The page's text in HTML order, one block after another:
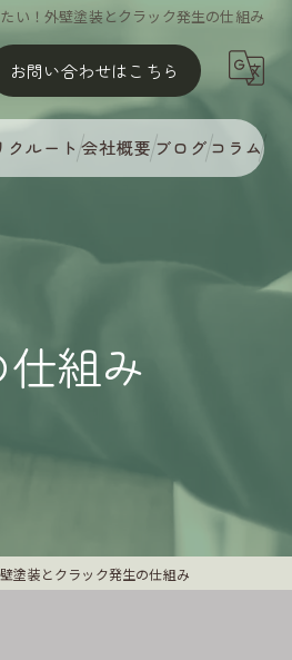
い！外壁塗装とクラック発生の仕組み
お問い合わせはこちら
クルート 会社概要ブログコラム
組み
塗装とクラック発生の仕組み